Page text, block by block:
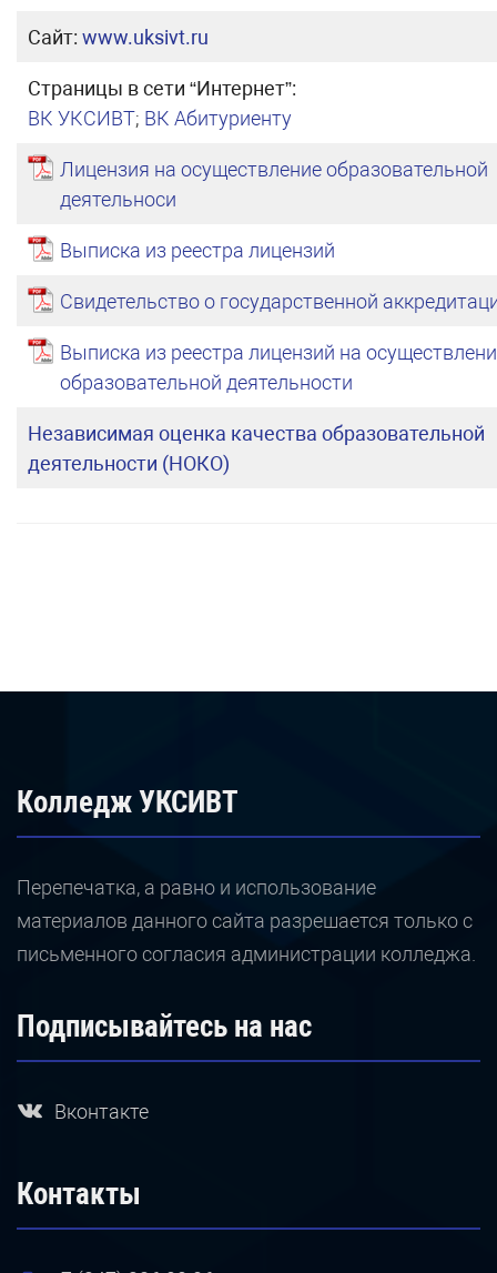
Сайт: www.uksivt.ru
Страницы в сети “Интернет”:
ВК УКСИВТ; ВК Абитуриенту
Лицензия на осуществление образовательной
деятельноси
Выписка из реестра лицензий
Свидетельство о государственной
Выписка из реестра лицензий на
образовательной деятельности
Независимая оценка качества образовательной
деятельности (НОКО)
Колледж УКСИВТ
Перепечатка, а равно и использование
материалов данного сайта разрешается только с
письменного согласия администрации колледжа.
Подписывайтесь на нас
Вконтакте
Контакты